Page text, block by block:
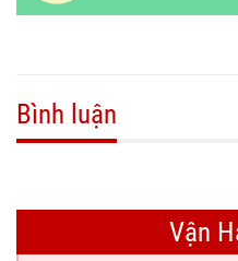
Bình luận
Vận